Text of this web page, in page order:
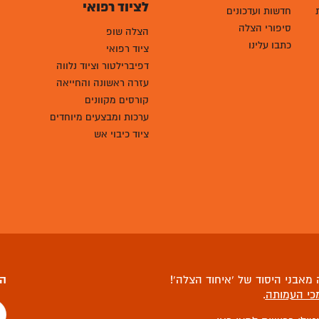
חדשות ועדכונים
סיפורי הצלה
כתבו עלינו
לציוד רפואי
הצלה שופ
ציוד רפואי
דפיברילטור וציוד נלווה
עזרה ראשונה והחייאה
קורסים מקוונים
ערכות ומבצעים מיוחדים
ציוד כיבוי אש
מאבני היסוד של ‘איחוד הצלה’!
העמותה.